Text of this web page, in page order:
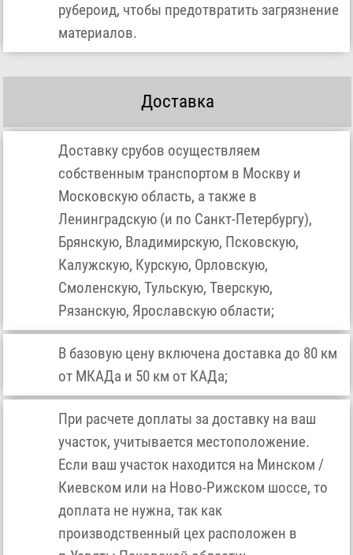
рубероид, чтобы предотвратить загрязнение
материалов.
Доставка
Доставку срубов осуществляем
собственным транспортом в Москву и
Московскую область, а также в
Ленинградскую (и по Санкт-Петербургу),
Брянскую, Владимирскую, Псковскую,
Калужскую, Курскую, Орловскую,
Смоленскую, Тульскую, Тверскую,
Рязанскую, Ярославскую области;
В базовую цену включена доставка до 80 км
от МКАДа и 50 км от КАДа;
При расчете доплаты за доставку на ваш
участок, учитывается местоположение.
Если ваш участок находится на Минском /
Киевском или на Ново-Рижском шоссе, то
доплата не нужна, так как
производственный цех расположен в